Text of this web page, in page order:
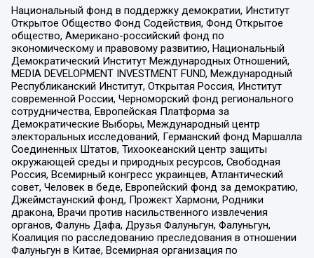
Национальный фонд в поддержку демократии, Институт
Открытое Общество Фонд Содействия, Фонд Открытое
общество, Американо-российский фонд по
экономическому и правовому развитию, Национальный
Демократический Институт Международных Отношений,
MEDIA DEVELOPMENT INVESTMENT FUND, Международный
Республиканский Институт, Открытая Россия, Институт
современной России, Черноморский фонд регионального
сотрудничества, Европейская Платформа за
Демократические Выборы, Международный центр
электоральных исследований, Германский фонд Маршалла
Соединенных Штатов, Тихоокеанский центр защиты
окружающей среды и природных ресурсов, Свободная
Россия, Всемирный конгресс украинцев, Атлантический
совет, Человек в беде, Европейский фонд за демократию,
Джеймстаунский фонд, Прожект Хармони, Родники
дракона, Врачи против насильственного извлечения
органов, Фалунь Дафа, Друзья Фалуньгун, Фалуньгун,
Коалиция по расследованию преследования в отношении
Фалуньгун в Китае, Всемирная организация по